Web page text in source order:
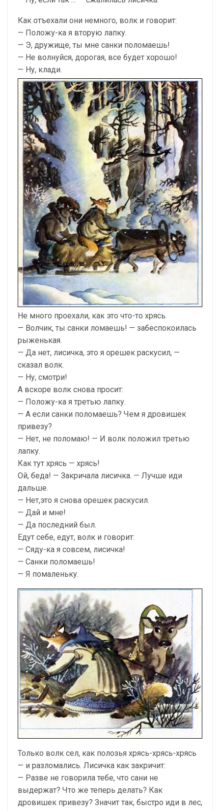
Как отъехали они немного, волк и говорит:
— Положу-ка я вторую лапку.
— Э, дружище, ты мне санки поломаешь!
— Не волнуйся, дорогая, все будет хорошо!
— Ну, клади.
Не много проехали, как это что-то хрясь.
— Волчик, ты санки ломаешь! — забеспокоилась
рыженькая.
— Да нет, лисичка, это я орешек раскусил, —
сказал волк.
— Ну, смотри!
А вскоре волк снова просит:
— Положу-ка я третью лапку.
— А если санки поломаешь? Чем я дровишек
привезу?
— Нет, не поломаю! — И волк положил третью
лапку.
Как тут хрясь — хрясь!
Ой, беда! — Закричала лисичка. — Лучше иди
дальше.
— Нет,это я снова орешек раскусил.
— Дай и мне!
— Да последний был.
Едут себе, едут, волк и говорит:
— Сяду-ка я совсем, лисичка!
— Санки поломаешь!
— Я помаленьку.
Только волк сел, как полозья хрясь-хрясь-хрясь
— и разломались. Лисичка как закричит:
— Разве не говорила тебе, что сани не
выдержат? Что же теперь делать? Как
дровишек привезу? Значит так, быстро иди в лес,